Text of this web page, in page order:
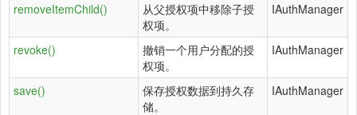
removeItemChild()
从父授权项中移除子授
权项。
IAuthManager
revoke()
撤销一个用户分配的授
权项。
IAuthManager
save()
保存授权数据到持久存
储。
IAuthManager